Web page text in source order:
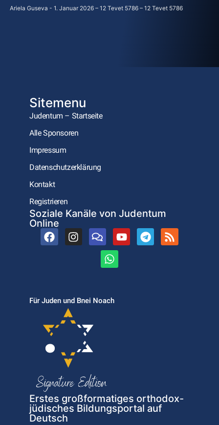
Ariela Guseva 1. Januar 2026 – 12 Tevet 5786 – 12 Tevet 5786
Sitemenu
Judentum – Startseite
Alle Sponsoren
Impressum
Datenschutzerklärung
Kontakt
Registrieren
Soziale Kanäle von Judentum
Online
Für Juden und Bnei Noach
Erstes großformatiges orthodox-
jüdisches Bildungsportal auf
Deutsch